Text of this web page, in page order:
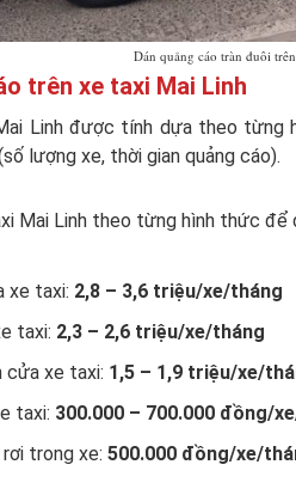
Dán quảng cáo tràn đuôi
trên xe taxi Mai Linh
Linh được tính dựa theo
lượng xe, thời gian quảng cáo).
Mai Linh theo từng hình thức để
xe taxi: 2,8 – 3,6 triệu/xe/tháng
taxi: 2,3 – 2,6 triệu/xe/tháng
cửa xe taxi: 1,5 – 1,9 triệu/xe/
taxi: 300.000 – 700.000 đồng/
trong xe: 500.000 đồng/xe/